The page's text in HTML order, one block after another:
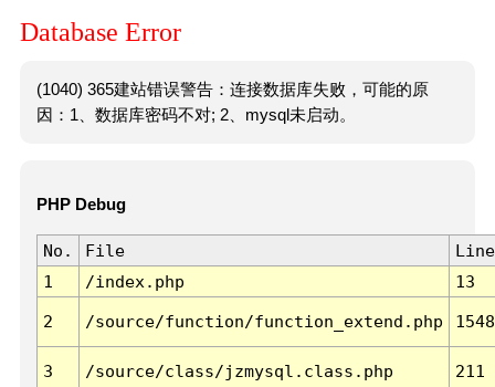
Database Error
(1040) 365建站错误警告：连接数据库失败，可能的原
因：1、数据库密码不对; 2、mysql未启动。
PHP Debug
No. File
Line
1
/index.php 13
2 /source/function/function_extend.php 1548
3 /source/class/jzmysql.class.php 211